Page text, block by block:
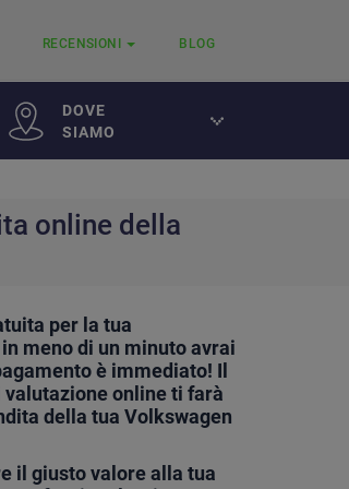
RECENSIONI BLOG
DOVE
SIAMO
online della
per la tua
meno di un minuto avrai
è immediato! Il
online ti farà
della tua Volkswagen
il giusto valore alla tua